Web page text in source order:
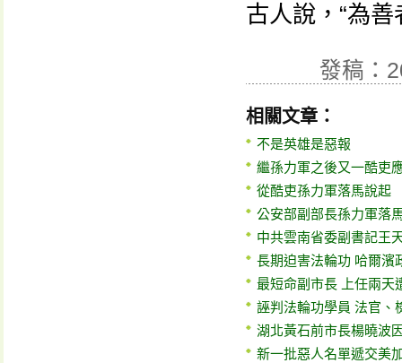
古人說，“為
發稿：
相關文章：
不是英雄是惡報
繼孫力軍之後又一酷吏
從酷吏孫力軍落馬說起
公安部副部長孫力軍落
中共雲南省委副書記王
長期迫害法輪功 哈爾濱
最短命副市長 上任兩天
誣判法輪功學員 法官、
湖北黃石前市長楊曉波
新一批惡人名單遞交美